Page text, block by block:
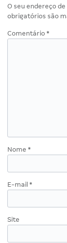
O seu endereço
obrigatórios são
Comentário *
Nome *
E-mail *
Site